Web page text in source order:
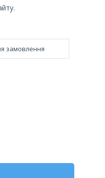
замовлення